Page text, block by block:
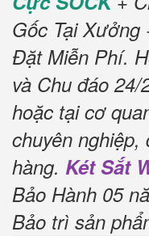
Gốc Tại Xưởng
Đặt Miễn Phí.
và Chu đáo 24/
hoặc tại cơ
chuyên nghiệp,
hàng. Két Sắt
Bảo Hành 05
Bảo trì sản